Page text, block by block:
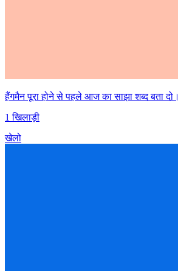
हैंगमैन पूरा होने से पहले आज का साझा शब्द बता दो।
1 खिलाड़ी
खेलो